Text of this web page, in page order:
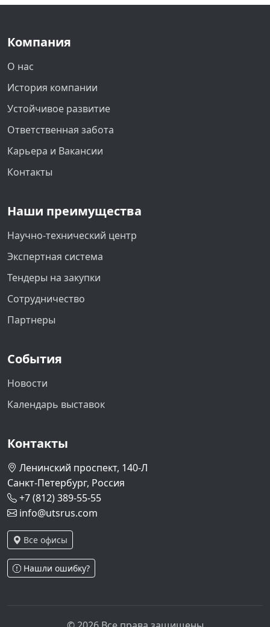
Компания
О нас
История компании
Устойчивое развитие
Ответственная забота
Карьера и Вакансии
Контакты
Наши преимущества
Научно-технический центр
Экспертная система
Тендеры на закупки
Сотрудничество
Партнеры
События
Новости
Календарь выставок
Контакты
Ленинский проспект, 140-Л
Санкт-Петербург, Россия
+7 (812) 389-55-55
info@utsrus.com
Все офисы
Нашли ошибку?